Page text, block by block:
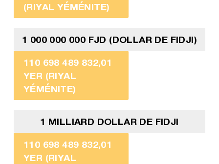
(RIYAL YÉMÉNITE)
1 000 000 000 FJD (DOLLAR DE FIDJI)
110 698 489 832,01
YER (RIYAL
YÉMÉNITE)
1 MILLIARD DOLLAR DE FIDJI
110 698 489 832,01
YER (RIYAL